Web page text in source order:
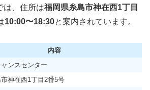
は、住所は福岡県糸島市神在西1丁目
10:00〜18:30と案内されています。
内容
ンスセンター
神在西1丁目2番5号